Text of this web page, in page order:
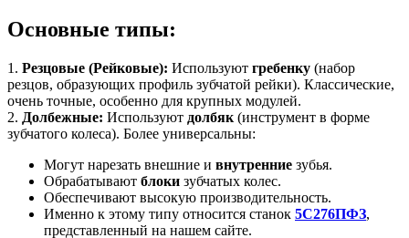
Основные типы:
1. Резцовые (Рейковые): Используют гребенку (набор
резцов, образующих профиль зубчатой рейки). Классические,
очень точные, особенно для крупных модулей.
2. Долбежные: Используют долбяк (инструмент в форме
зубчатого колеса). Более универсальны:
Могут нарезать внешние и внутренние зубья.
Обрабатывают блоки зубчатых колес.
Обеспечивают высокую производительность.
Именно к этому типу относится станок 5С276ПФЗ,
представленный на нашем сайте.